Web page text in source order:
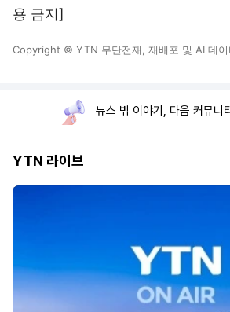
용 금지]
Copyright © YTN 무단전재, 재배포 및 AI 데이
뉴스 밖 이야기, 다음 커뮤니
YTN 라이브